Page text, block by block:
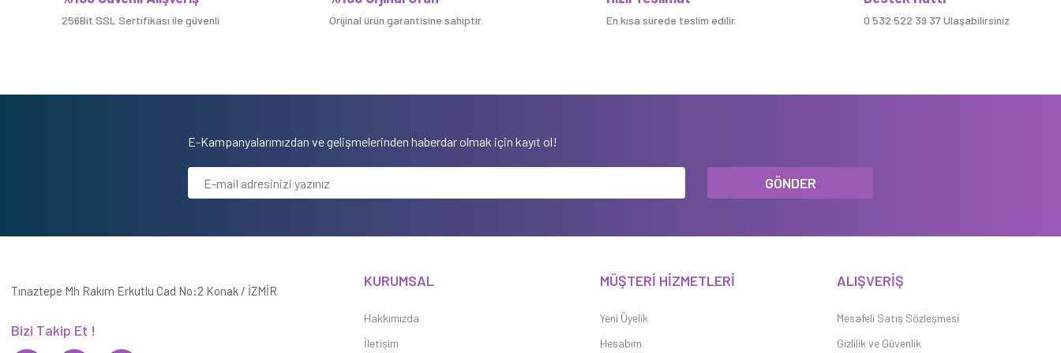
256Bit SSL Sertifikası ile güvenli Orijinal ürün garantisine sahiptir. En kısa sürede teslim edilir. 0 532 522 39 37 Ulaşabilirsiniz
E-Kampanyalarımızdan ve gelişmelerinden haberdar olmak için kayıt ol!
GÖNDER
Tınaztepe Mh Rakım Erkutlu Cad No:2 Konak / İZMİR
Bizi Takip Et !
KURUMSAL
Hakkımızda
İletişim
MÜŞTERİ HİZMETLERİ
Yeni Üyelik
Hesabım
ALIŞVERİŞ
Mesafeli Satış Sözleşmesi
Gizlilik ve Güvenlik